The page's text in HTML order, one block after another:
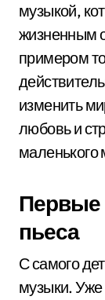
музыкой,
жизненным
примером
изменить
любовь и
маленького
Первые
пьеса
С самого
музыки. Уже